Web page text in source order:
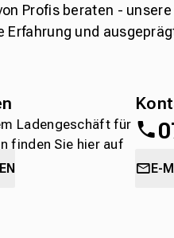
Profis beraten -
Erfahrung und
Ladengeschäft für
finden Sie hier auf
oder
E-